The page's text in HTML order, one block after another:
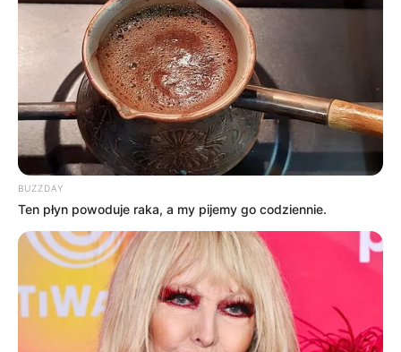
BUZZDAY
Ten płyn powoduje raka, a my pijemy go codziennie.